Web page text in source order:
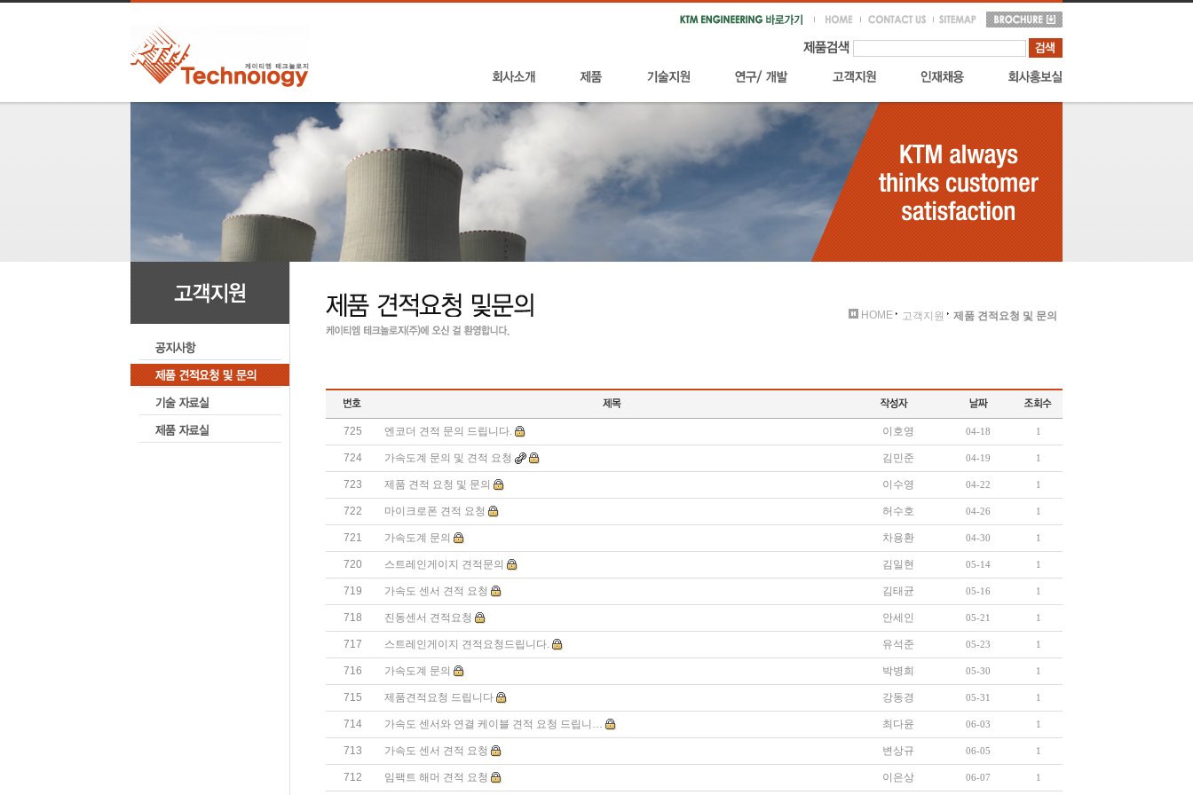
HOME 고객지원 제품 견적요청 및 문의
725 엔코더 견적 문의 드립니다. 이호영 04-18 1
724 가속도계 문의 및 견적 요청 김민준 04-19 1
723 제품 견적 요청 및 문의 이수영 04-22 1
722 마이크로폰 견적 요청 허수호 04-26 1
721 가속도계 문의 차용환 04-30 1
720 스트레인게이지 견적문의 김일현 05-14 1
719 가속도 센서 견적 요청 김태균 05-16 1
718 진동센서 견적요청 안세인 05-21 1
717 스트레인게이지 견적요청드립니다. 유석준 05-23 1
716 가속도계 문의 박병희 05-30 1
715 제품견적요청 드립니다 강동경 05-31 1
714 가속도 센서와 연결 케이블 견적 요청 드립니… 최다윤 06-03 1
713 가속도 센서 견적 요청 변상규 06-05 1
712 임팩트 해머 견적 요청 이은상 06-07 1